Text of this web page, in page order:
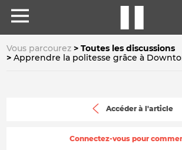
Vous parcourez
Toutes les discussions
Apprendre la politesse grâce à
Accéder à l'article
Connectez-vous pour